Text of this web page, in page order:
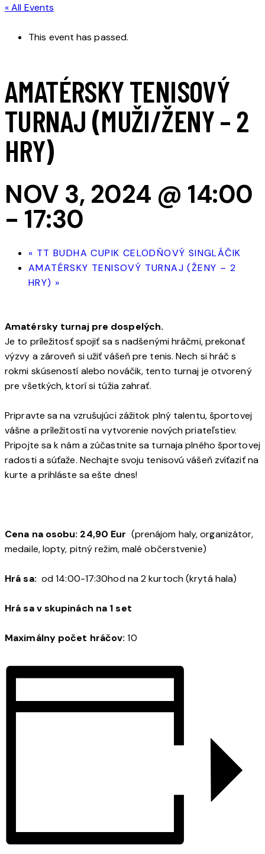
« All Events
This event has passed.
AMATÉRSKY TENISOVÝ
TURNAJ (MUŽI/ŽENY – 2
HRY)
NOV 3, 2024 @ 14:00
- 17:30
« TT BUDHA CUPIK CELODŇOVÝ SINGLÁČIK
AMATÉRSKY TENISOVÝ TURNAJ (ŽENY – 2
HRY) »
Amatérsky turnaj pre dospelých.
Je to príležitosť spojiť sa s nadšenými hráčmi, prekonať
výzvy a zároveň si užiť vášeň pre tenis. Nech si hráč s
rokmi skúseností alebo nováčik, tento turnaj je otvorený
pre všetkých, ktorí si túžia zahrať.
Pripravte sa na vzrušujúci zážitok plný talentu, športovej
vášne a príležitostí na vytvorenie nových priateľstiev.
Pripojte sa k nám a zúčastnite sa turnaja plného športovej
radosti a súťaže. Nechajte svoju tenisovú vášeň zvíťaziť na
kurte a prihláste sa ešte dnes!
Cena na osobu: 24,90 Eur (prenájom haly, organizátor,
medaile, lopty, pitný režim, malé občerstvenie)
Hrá sa: od 14:00-17:30hod na 2 kurtoch (krytá hala)
Hrá sa v skupinách na 1 set
Maximálny počet hráčov: 10